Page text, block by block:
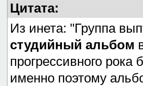
Цитата:
Из инета: "Группа
студийный альбом
прогрессивного
именно поэтому